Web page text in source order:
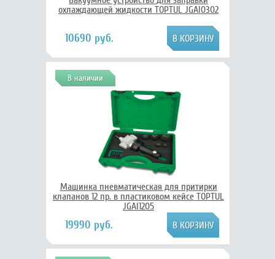
охлаждающей жидкости TOPTUL JGAI0302
10690 руб.
В наличии
Машинка пневматическая для притирки
клапанов 12 пр. в пластиковом кейсе TOPTUL
JGAI1205
19990 руб.